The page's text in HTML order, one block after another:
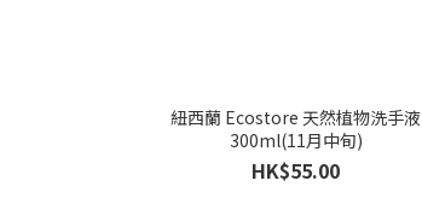
紐西蘭 Ecostore 天然植物洗手液
300ml(11月中旬)
HK$55.00